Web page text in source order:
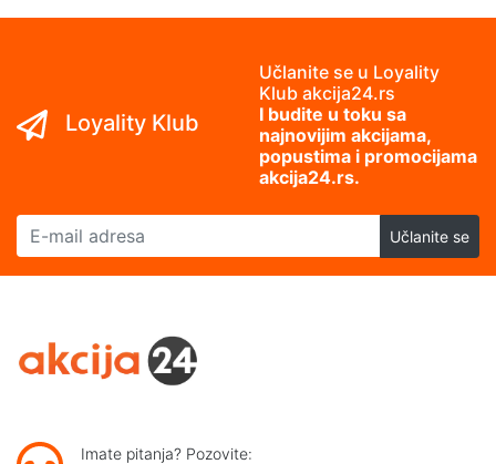
Loyality Klub
Učlanite se u Loyality
Klub akcija24.rs
I budite u toku sa
najnovijim akcijama,
popustima i promocijama
akcija24.rs.
E-mail adresa
Učlanite se
Imate pitanja? Pozovite: